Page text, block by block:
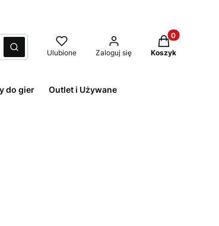
Szukaj Ulubione Zaloguj się
Produkty w
Koszyk
do gier Outlet i Używane